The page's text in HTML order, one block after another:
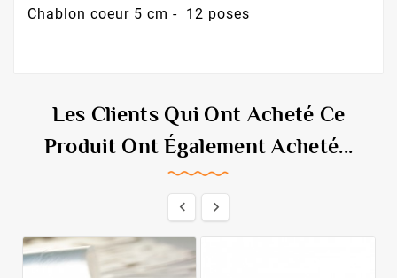
Chablon coeur 5 cm - 12 poses
Les Clients Qui Ont Acheté Ce
Produit Ont Également Acheté...
 